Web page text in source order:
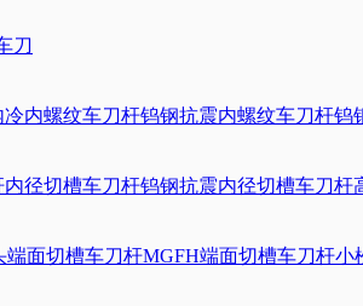
刀
冷内螺纹车刀杆钨钢抗震内螺纹车刀杆钨
内径切槽车刀杆钨钢抗震内径切槽车刀杆
端面切槽车刀杆MGFH端面切槽车刀杆小